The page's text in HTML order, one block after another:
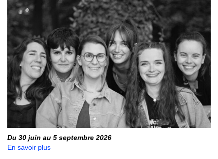
Du 30 juin au 5 septembre 2026
En savoir plus